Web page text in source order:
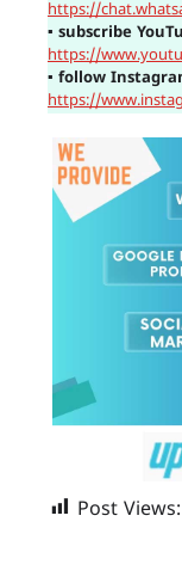
https://
▪ subscribe
https://
▪ follow
https://
Post Views: